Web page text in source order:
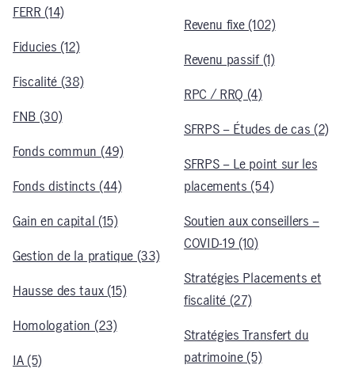
FERR (14)
Fiducies (12)
Fiscalité (38)
FNB (30)
Fonds commun (49)
Fonds distincts (44)
Gain en capital (15)
Gestion de la pratique (33)
Hausse des taux (15)
Homologation (23)
IA (5)
Revenu fixe (102)
Revenu passif (1)
RPC / RRQ (4)
SFRPS – Études de cas (2)
SFRPS – Le point sur les
placements (54)
Soutien aux conseillers –
COVID-19 (10)
Stratégies Placements et
fiscalité (27)
Stratégies Transfert du
patrimoine (5)